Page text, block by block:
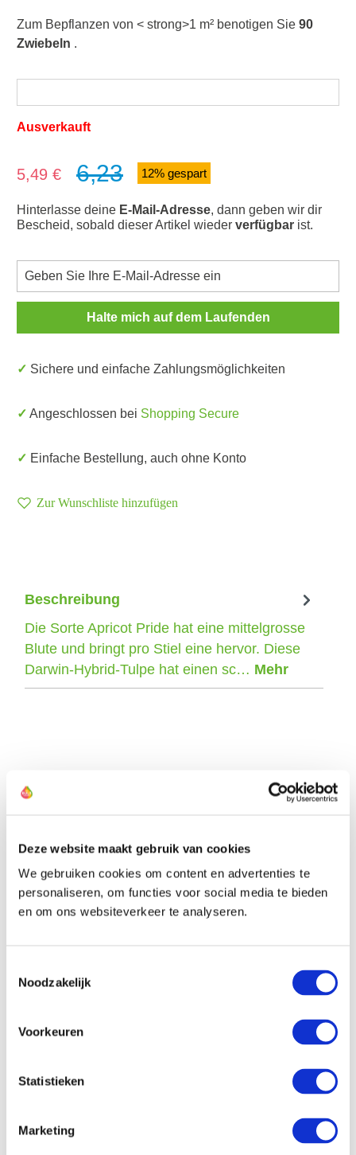
Deze website maakt gebruik van cookies
We gebruiken cookies om content en advertenties te
personaliseren, om functies voor social media te bieden
en om ons websiteverkeer te analyseren.
Noodzakelijk
Voorkeuren
Statistieken
Marketing
Zum Bepflanzen von < strong>1 m² benotigen Sie 90
Zwiebeln .
Ausverkauft
Verkaufspreis:
5,49 € 6,23 12% gespart
Hinterlasse deine E-Mail-Adresse, dann geben wir dir
Bescheid, sobald dieser Artikel wieder verfügbar ist.
Halte mich auf dem Laufenden
✓ Sichere und einfache Zahlungsmöglichkeiten
✓ Angeschlossen bei Shopping Secure
✓ Einfache Bestellung, auch ohne Konto
Zur Wunschliste hinzufügen
Beschreibung
Die Sorte Apricot Pride hat eine mittelgrosse
Blute und bringt pro Stiel eine hervor. Diese
Darwin-Hybrid-Tulpe hat einen sc… Mehr